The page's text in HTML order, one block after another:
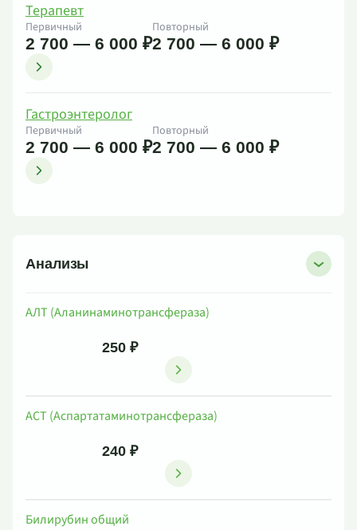
Терапевт
Первичный
2 700 — 6 000 ₽
Повторный
2 700 — 6 000 ₽
Гастроэнтеролог
Первичный
2 700 — 6 000 ₽
Повторный
2 700 — 6 000 ₽
Анализы
АЛТ (Аланинаминотрансфераза)
250 ₽
АСТ (Аспартатаминотрансфераза)
240 ₽
Билирубин общий